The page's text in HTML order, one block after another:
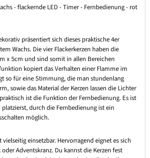
- flackernde LED - Timer - Fernbedienung - rot
präsentiert sich dieses praktische 4er
Wachs. Die vier Flackerkerzen haben die
x 5cm und sind somit in allen Bereichen
kopiert das Verhalten einer Flamme im
so für eine Stimmung, die man stundenlang
sowie das Material der Kerzen lassen die Lichter
ist die Funktion der Fernbedienung. Es ist
platzierst, durch die Fernbedienung ist ein
möglich.
vielseitig einsetzbar. Hervorragend eignet es sich
Adventskranz. Du kannst die Kerzen fest